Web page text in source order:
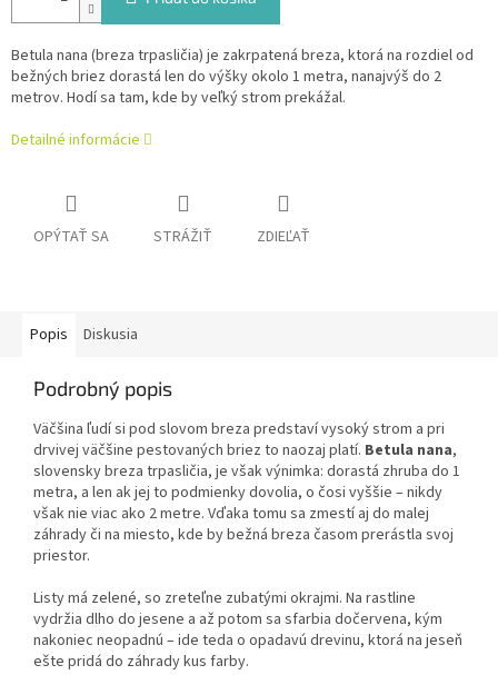
Betula nana (breza trpasličia) je zakrpatená breza, ktorá na rozdiel od
bežných briez dorastá len do výšky okolo 1 metra, nanajvýš do 2
metrov. Hodí sa tam, kde by veľký strom prekážal.
Detailné informácie
OPÝTAŤ SA STRÁŽIŤ ZDIEĽAŤ
Popis Diskusia
Podrobný popis
Väčšina ľudí si pod slovom breza predstaví vysoký strom a pri
drvivej väčšine pestovaných briez to naozaj platí. Betula nana,
slovensky breza trpasličia, je však výnimka: dorastá zhruba do 1
metra, a len ak jej to podmienky dovolia, o čosi vyššie – nikdy
však nie viac ako 2 metre. Vďaka tomu sa zmestí aj do malej
záhrady či na miesto, kde by bežná breza časom prerástla svoj
priestor.
Listy má zelené, so zreteľne zubatými okrajmi. Na rastline
vydržia dlho do jesene a až potom sa sfarbia dočervena, kým
nakoniec neopadnú – ide teda o opadavú drevinu, ktorá na jeseň
ešte pridá do záhrady kus farby.